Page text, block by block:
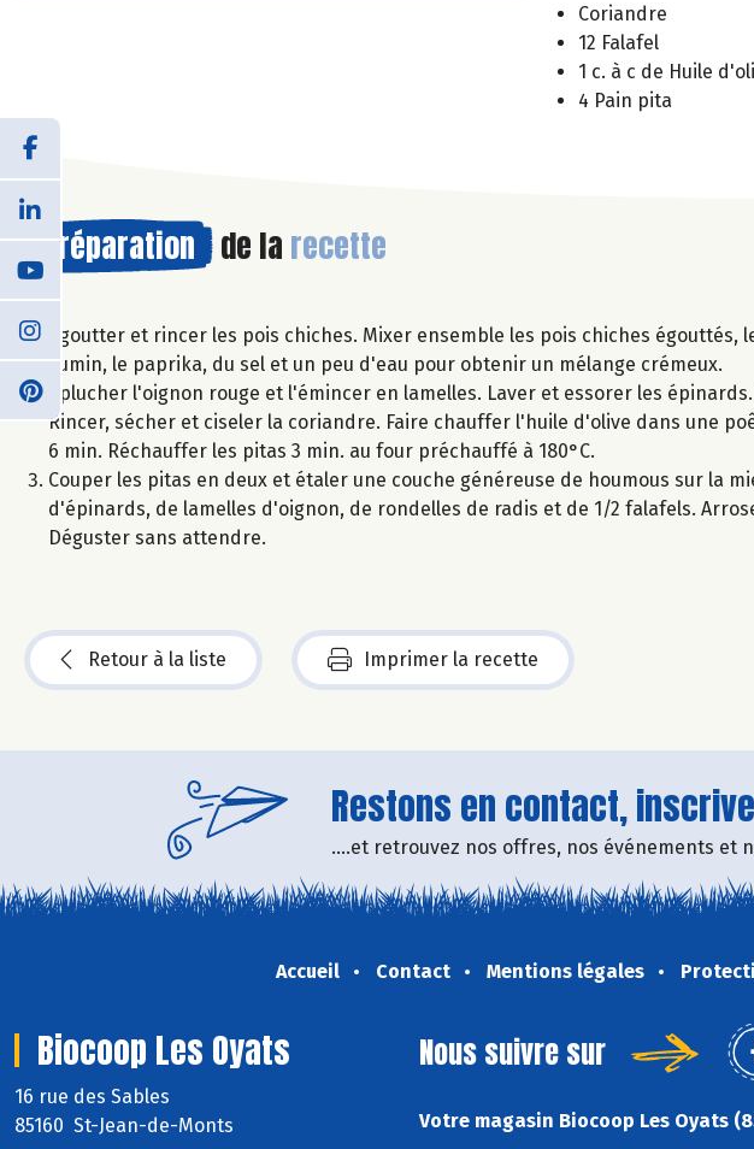
Coriandre
12 Falafel
1 c. à c de Huile
4 Pain pita
Préparation de la recette
Égoutter et rincer les pois chiches. Mixer ensemble les pois chiches
cumin, le paprika, du sel et un peu d'eau pour obtenir un mélange crémeux.
Éplucher l'oignon rouge et l'émincer en lamelles. Laver et essorer les
Rincer, sécher et ciseler la coriandre. Faire chauffer l'huile d'olive dans une
6 min. Réchauffer les pitas 3 min. au four préchauffé à 180°C.
Couper les pitas en deux et étaler une couche généreuse de houmous sur la
d'épinards, de lamelles d'oignon, de rondelles de radis et de 1/2 falafels.
Déguster sans attendre.
Retour à la liste Imprimer la recette
Restons en contact,
....et retrouvez nos offres, nos événements et
Accueil Contact Mentions légales
Biocoop Les Oyats
16 rue des Sables
85160 St-Jean-de-Monts
Nous suivre sur
Votre magasin Biocoop Les Oyats